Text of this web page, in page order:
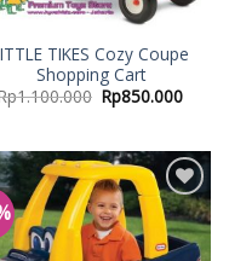
TIKES Cozy Coupe
Shopping Cart
1.100.000 Rp850.000
Add to
Wishlist